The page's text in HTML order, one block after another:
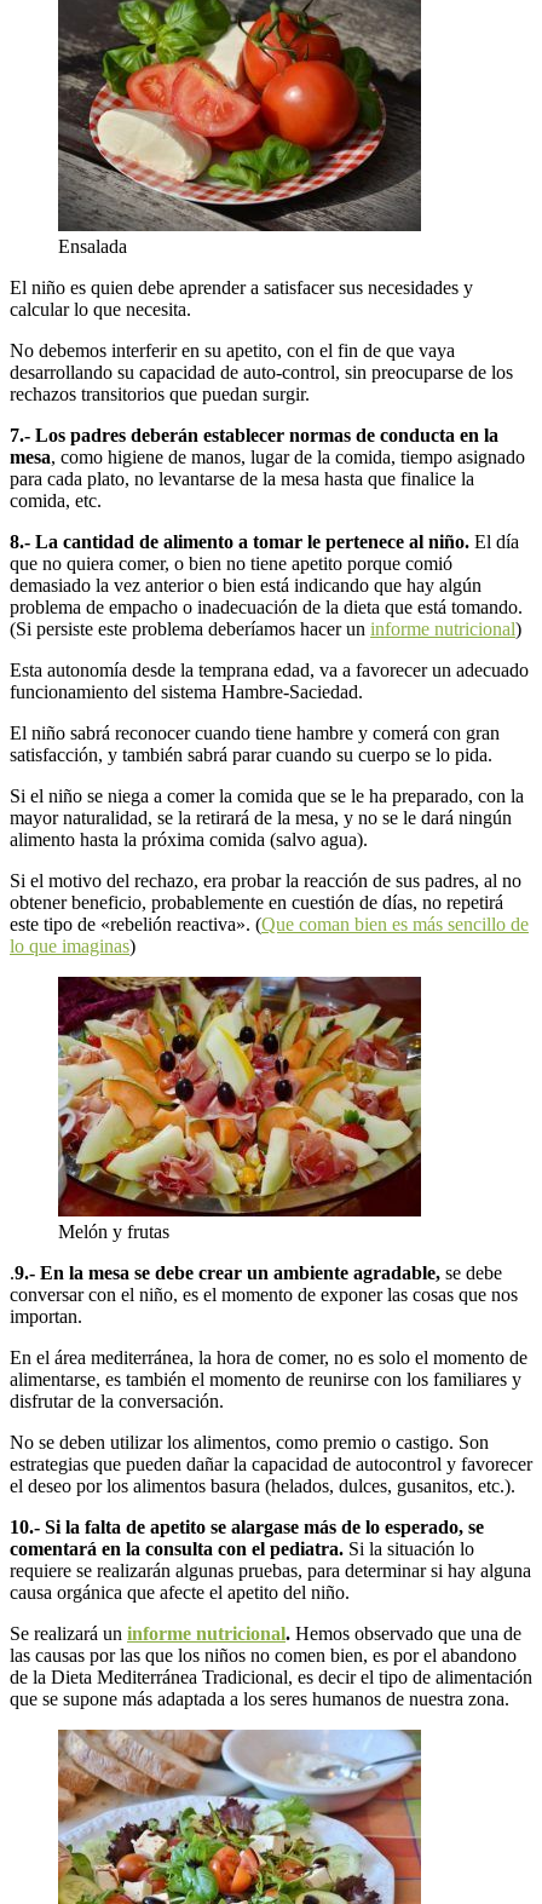
Ensalada
El niño es quien debe aprender a satisfacer sus necesidades y
calcular lo que necesita.
No debemos interferir en su apetito, con el fin de que vaya
desarrollando su capacidad de auto-control, sin preocuparse de los
rechazos transitorios que puedan surgir.
7.- Los padres deberán establecer normas de conducta en la
mesa, como higiene de manos, lugar de la comida, tiempo asignado
para cada plato, no levantarse de la mesa hasta que finalice la
comida, etc.
8.- La cantidad de alimento a tomar le pertenece al niño. El día
que no quiera comer, o bien no tiene apetito porque comió
demasiado la vez anterior o bien está indicando que hay algún
problema de empacho o inadecuación de la dieta que está tomando.
(Si persiste este problema deberíamos hacer un informe nutricional)
Esta autonomía desde la temprana edad, va a favorecer un adecuado
funcionamiento del sistema Hambre-Saciedad.
El niño sabrá reconocer cuando tiene hambre y comerá con gran
satisfacción, y también sabrá parar cuando su cuerpo se lo pida.
Si el niño se niega a comer la comida que se le ha preparado, con la
mayor naturalidad, se la retirará de la mesa, y no se le dará ningún
alimento hasta la próxima comida (salvo agua).
Si el motivo del rechazo, era probar la reacción de sus padres, al no
obtener beneficio, probablemente en cuestión de días, no repetirá
este tipo de «rebelión reactiva». (Que coman bien es más sencillo de
lo que imaginas)
Melón y frutas
.9.- En la mesa se debe crear un ambiente agradable, se debe
conversar con el niño, es el momento de exponer las cosas que nos
importan.
En el área mediterránea, la hora de comer, no es solo el momento de
alimentarse, es también el momento de reunirse con los familiares y
disfrutar de la conversación.
No se deben utilizar los alimentos, como premio o castigo. Son
estrategias que pueden dañar la capacidad de autocontrol y favorecer
el deseo por los alimentos basura (helados, dulces, gusanitos, etc.).
10.- Si la falta de apetito se alargase más de lo esperado, se
comentará en la consulta con el pediatra. Si la situación lo
requiere se realizarán algunas pruebas, para determinar si hay alguna
causa orgánica que afecte el apetito del niño.
Se realizará un informe nutricional. Hemos observado que una de
las causas por las que los niños no comen bien, es por el abandono
de la Dieta Mediterránea Tradicional, es decir el tipo de alimentación
que se supone más adaptada a los seres humanos de nuestra zona.